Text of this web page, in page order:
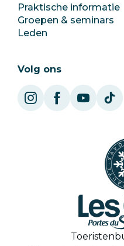
Praktische informatie
Groepen & seminars
Leden
Volg ons